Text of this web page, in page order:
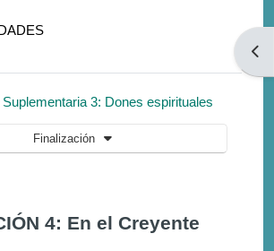
3: Dones espirituales
Finalización
4: En el Creyente